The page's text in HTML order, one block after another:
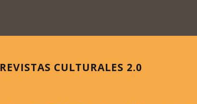
REVISTAS CULTURALES 2.0